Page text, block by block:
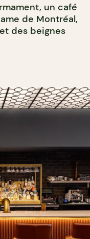
un café
de Montréal,
des beignes